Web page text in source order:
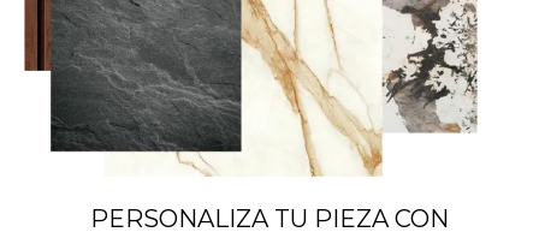
PERSONALIZA TU PIEZA CON